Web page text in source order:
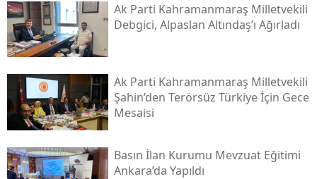
Ak Parti Kahramanmaraş Milletvekili
Debgici, Alpaslan Altındaş’ı Ağırladı
Ak Parti Kahramanmaraş Milletvekili
Şahin’den Terörsüz Türkiye İçin Gece
Mesaisi
Basın İlan Kurumu Mevzuat Eğitimi
Ankara’da Yapıldı